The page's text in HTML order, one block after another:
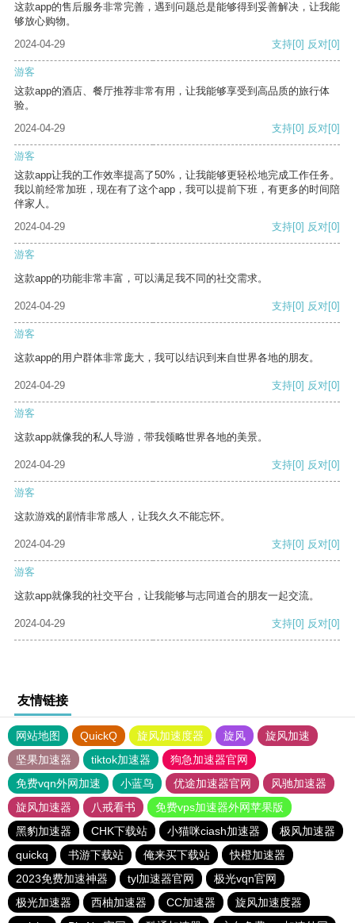
这款app的售后服务非常完善，遇到问题总是能够得到妥善解决，让我能
够放心购物。
2024-04-29
支持[0] 反对[0]
游客
这款app的酒店、餐厅推荐非常有用，让我能够享受到高品质的旅行体
验。
2024-04-29
支持[0] 反对[0]
游客
这款app让我的工作效率提高了50%，让我能够更轻松地完成工作任务。
我以前经常加班，现在有了这个app，我可以提前下班，有更多的时间陪
伴家人。
2024-04-29
支持[0] 反对[0]
游客
这款app的功能非常丰富，可以满足我不同的社交需求。
2024-04-29 支持[0] 反对[0]
游客
这款app的用户群体非常庞大，我可以结识到来自世界各地的朋友。
2024-04-29 支持[0] 反对[0]
游客
这款app就像我的私人导游，带我领略世界各地的美景。
2024-04-29 支持[0] 反对[0]
游客
这款游戏的剧情非常感人，让我久久不能忘怀。
2024-04-29 支持[0] 反对[0]
游客
这款app就像我的社交平台，让我能够与志同道合的朋友一起交流。
2024-04-29 支持[0] 反对[0]
友情链接
网站地图 QuickQ 旋风加速度器 旋风
旋风加速
坚果加速器
tiktok加速器
狗急加速器官网
免费vqn外网加速
小蓝鸟 优途加速器官网
风驰加速器
旋风加速器
八戒看书
免费vps加速器外网苹果版
黑豹加速器
CHK下载站 小猫咪ciash加速器
极风加速器
quickq
书游下载站 俺来买下载站
快橙加速器
2023免费加速神器
tyl加速器官网
极光vqn官网
极光加速器
西柚加速器 CC加速器
旋风加速度器